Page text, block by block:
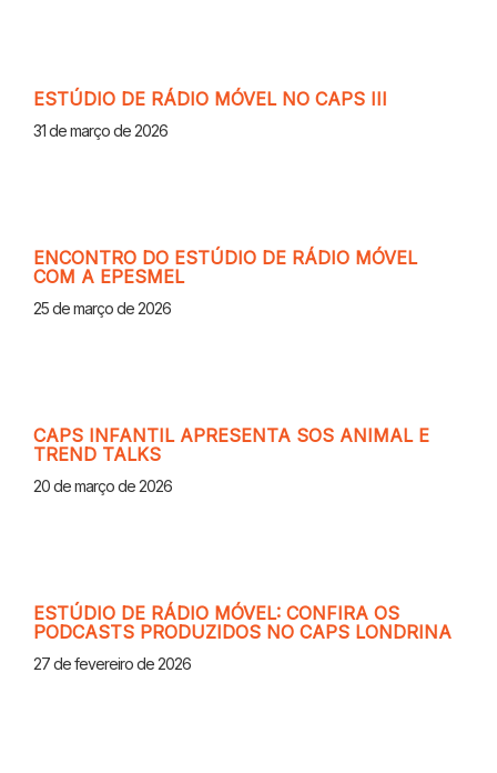
ESTÚDIO DE RÁDIO MÓVEL NO CAPS III
31 de março de 2026
ENCONTRO DO ESTÚDIO DE RÁDIO MÓVEL
COM A EPESMEL
25 de março de 2026
CAPS INFANTIL APRESENTA SOS ANIMAL E
TREND TALKS
20 de março de 2026
ESTÚDIO DE RÁDIO MÓVEL: CONFIRA OS
PODCASTS PRODUZIDOS NO CAPS LONDRINA
27 de fevereiro de 2026